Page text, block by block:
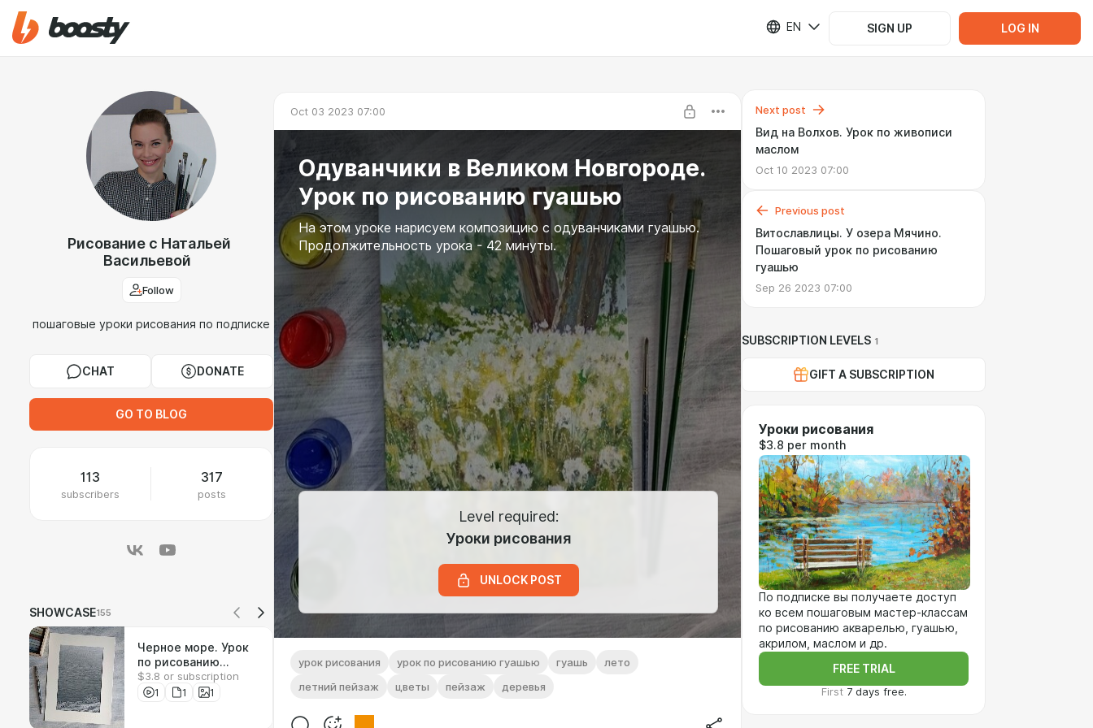
EN SIGN UP LOG IN
Рисование с Натальей
Васильевой
Follow
пошаговые уроки рисования по подписке
CHAT DONATE
GO TO BLOG
113
subscribers
317
posts
SHOWCASE155
Черное море. Урок
по рисованию
соусом
$3.8 or subscription
1
1 1
Oct 03 2023 07:00
Одуванчики в Великом Новгороде.
Урок по рисованию гуашью
На этом уроке нарисуем композицию с одуванчиками гуашью.
Продолжительность урока - 42 минуты.
Level required:
Уроки рисования
UNLOCK POST
урок рисования урок по рисованию гуашью гуашь
лето
летний пейзаж
цветы пейзаж деревья
Next post
Вид на Волхов. Урок по живописи
маслом
Oct 10 2023 07:00
Previous post
Витославлицы. У озера Мячино.
Пошаговый урок по рисованию
гуашью
Sep 26 2023 07:00
SUBSCRIPTION LEVELS 1
GIFT A SUBSCRIPTION
Уроки рисования
$3.8 per month
По подписке вы получаете доступ
ко всем пошаговым мастер-классам
по рисованию акварелью, гуашью,
акрилом, маслом и др.
FREE TRIAL
First 7 days free.